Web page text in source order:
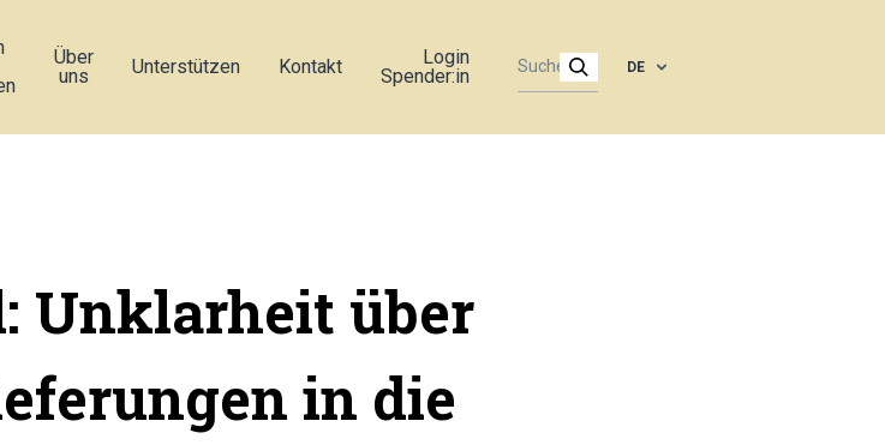
Über
uns
Unterstützen Kontakt
Login
Spender:in
DE
Unklarheit über
in die